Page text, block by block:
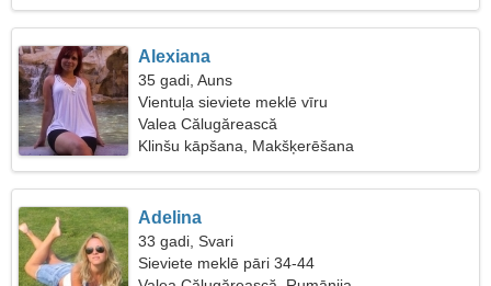
Alexiana
35 gadi, Auns
Vientuļa sieviete meklē vīru
Valea Călugărească
Klinšu kāpšana, Makšķerēšana
Adelina
33 gadi, Svari
Sieviete meklē pāri 34-44